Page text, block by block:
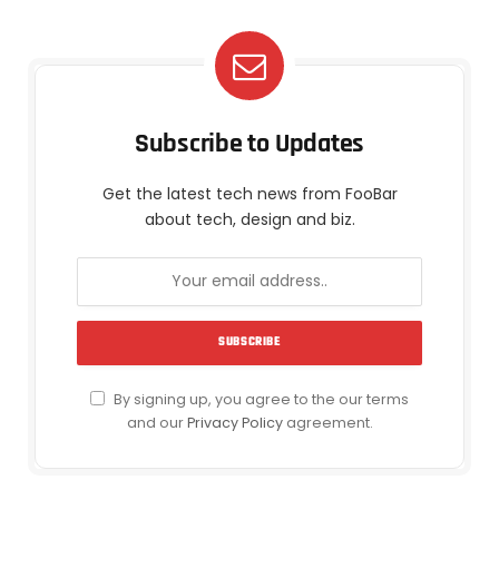
Subscribe to Updates
Get the latest tech news from FooBar
about tech, design and biz.
By signing up, you agree to the our terms
and ourPrivacy Policyagreement.